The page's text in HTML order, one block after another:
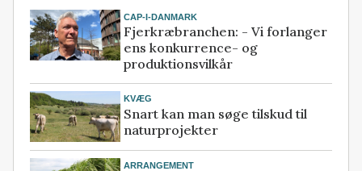
CAP-I-DANMARK
Fjerkræbranchen: - Vi forlanger
ens konkurrence- og
produktionsvilkår
KVÆG
Snart kan man søge tilskud til
naturprojekter
ARRANGEMENT